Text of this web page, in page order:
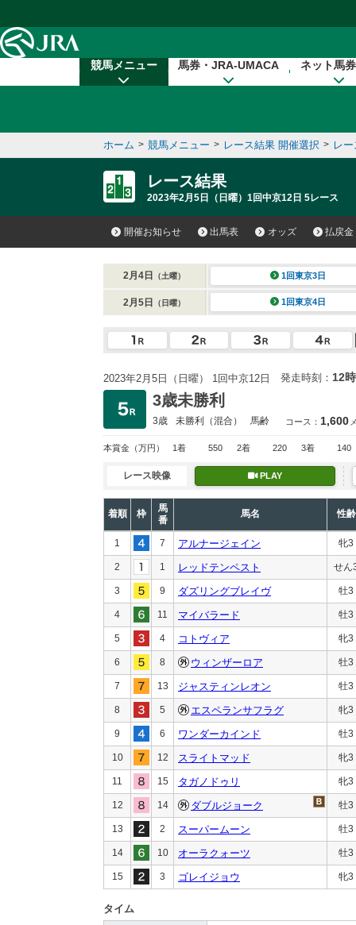
競馬メニュー 馬券・JRA-UMACA ネット馬
ホーム > 競馬メニュー > レース結果 開催選択 > レ
レース結果
2023年2月5日（日曜）1回中京12日 5レース
開催お知らせ 出馬表 オッズ 払戻金
2月4日 （土曜） 1回東京3日
2月5日 （日曜） 1回東京4日
2023年2月5日（日曜） 1回中京12日 発走時刻： 12
3歳未勝利
3歳 未勝利 （混合） 馬齢 コース： 1,600
本賞金 （万円） 1着 550 2着 220 3着 140
レース映像 PLAY
着順 枠
馬
番
馬名 性齢
1 7 アルナージェイン 牝3
2 1 レッドテンペスト せん
3 9 ダズリングブレイヴ 牡3
4 11 マイバラード 牡3
5 4 コトヴィア 牝3
6 8 ウィンザーロア 牡3
7 13 ジャスティンレオン 牡3
8 5 エスペランサフラグ 牝3
9 6 ワンダーカインド 牡3
10 12 スライトマッド 牝3
11 15 タガノドゥリ 牝3
12 14 ダブルジョーク 牡3
13 2 スーパームーン 牡3
14 10 オーラクォーツ 牡3
15 3 ゴレイジョウ 牝3
タイム